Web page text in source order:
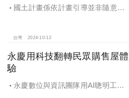
國土計畫係依計畫引導並非隨意亂
台灣 2024-10-12
永慶用科技翻轉民眾購售屋體
驗
永慶數位與資訊團隊用AI聰明工